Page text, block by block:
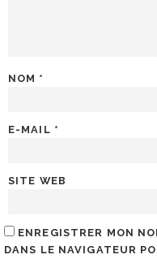
NOM *
E-MAIL *
SITE WEB
ENREGISTRER MON
DANS LE NAVIGATEUR